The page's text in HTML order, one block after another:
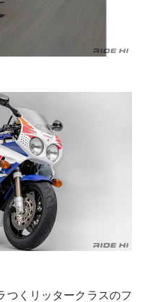
つくリッタークラスのフ